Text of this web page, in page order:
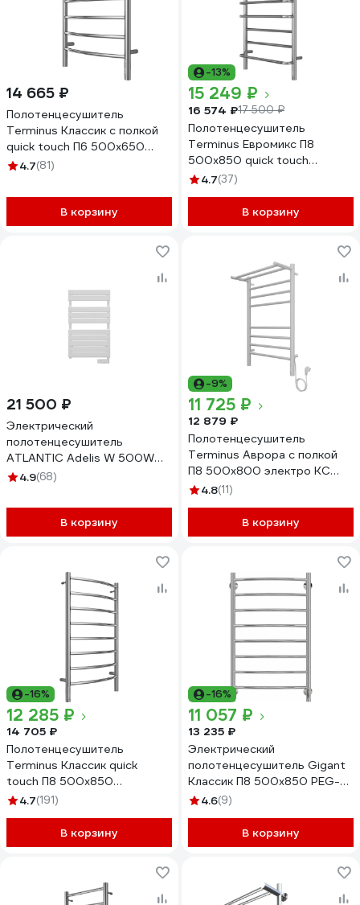
14 665 ₽
Полотенцесушитель
Terminus Классик с полкой
quick touch П6 500x650
4670078531391
4.7(81)
В корзину
-13%
15 249 ₽
16 574 ₽17 500 ₽
Полотенцесушитель
Terminus Евромикс П8
500x850 quick touch
4670078531292
4.7(37)
В корзину
21 500 ₽
Электрический
полотенцесушитель
ATLANTIC Adelis W 500W
002038 002238
4.9(68)
В корзину
-9%
11 725 ₽
12 879 ₽
Полотенцесушитель
Terminus Аврора с полкой
П8 500x800 электро КС
9003 матовый
4.8(11)
В корзину
-16%
12 285 ₽
14 705 ₽
Полотенцесушитель
Terminus Классик quick
touch П8 500x850
4670078531360
4.7(191)
В корзину
-16%
11 057 ₽
13 235 ₽
Электрический
полотенцесушитель Gigant
Классик П8 500x850 PEG-
10-00
4.6(9)
В корзину